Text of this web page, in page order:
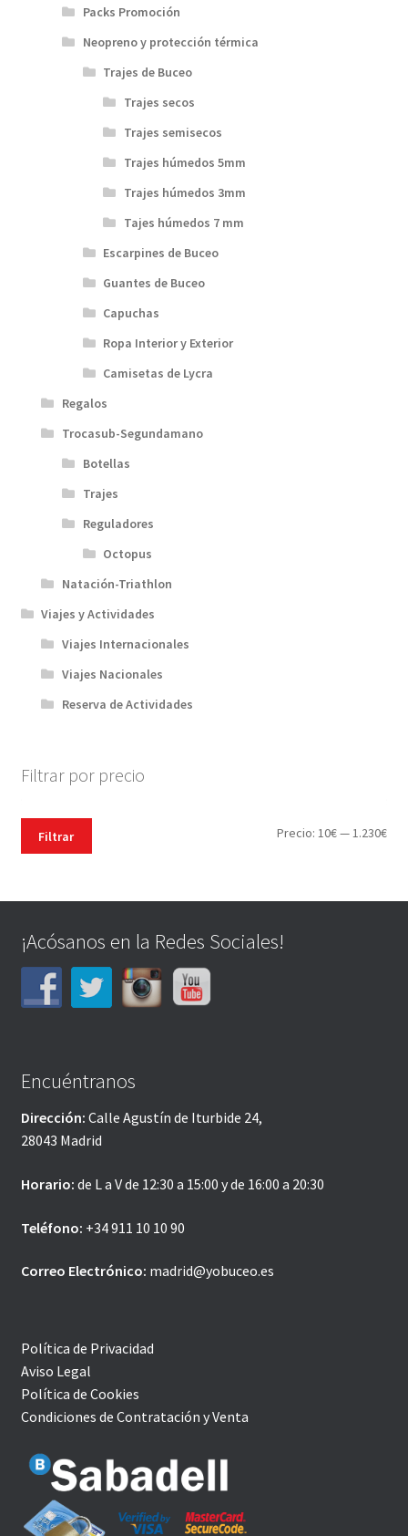
Packs Promoción
Neopreno y protección térmica
Trajes de Buceo
Trajes secos
Trajes semisecos
Trajes húmedos 5mm
Trajes húmedos 3mm
Tajes húmedos 7 mm
Escarpines de Buceo
Guantes de Buceo
Capuchas
Ropa Interior y Exterior
Camisetas de Lycra
Regalos
Trocasub-Segundamano
Botellas
Trajes
Reguladores
Octopus
Natación-Triathlon
Viajes y Actividades
Viajes Internacionales
Viajes Nacionales
Reserva de Actividades
Filtrar por precio
Filtrar Precio:10€—1.230€
¡Acósanos en la Redes Sociales!
Encuéntranos
Dirección: Calle Agustín de Iturbide 24,
28043 Madrid
Horario: de L a V de 12:30 a 15:00 y de 16:00 a 20:30
Teléfono: +34 911 10 10 90
Correo Electrónico: madrid@yobuceo.es
Política de Privacidad
Aviso Legal
Política de Cookies
Condiciones de Contratación y Venta